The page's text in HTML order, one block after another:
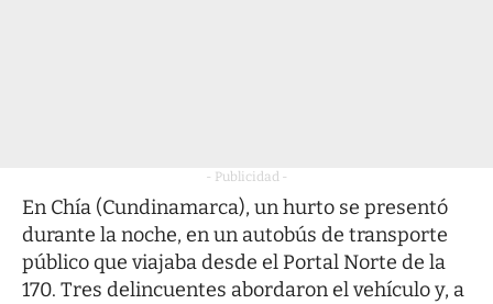
- Publicidad -
En Chía (Cundinamarca), un hurto se presentó
durante la noche, en un autobús de transporte
público que viajaba desde el Portal Norte de la
170. Tres delincuentes abordaron el vehículo y, a